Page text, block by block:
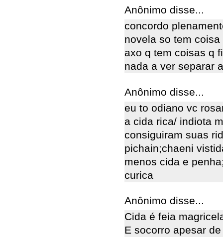
Anônimo disse...
concordo
novela so tem coisa
axo q tem coisas q
nada a ver separar
Anônimo disse...
eu to odiano vc
a cida rica/ indiota
consiguiram suas
pichain;chaeni
menos cida e
curica
Anônimo disse...
Cida é feia
E socorro apesar